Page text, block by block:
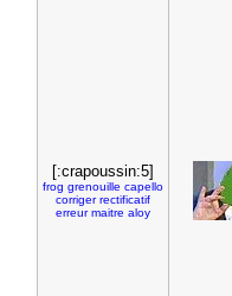
[:crapoussin:5]
frog grenouille capello
corriger rectificatif
erreur maitre aloy